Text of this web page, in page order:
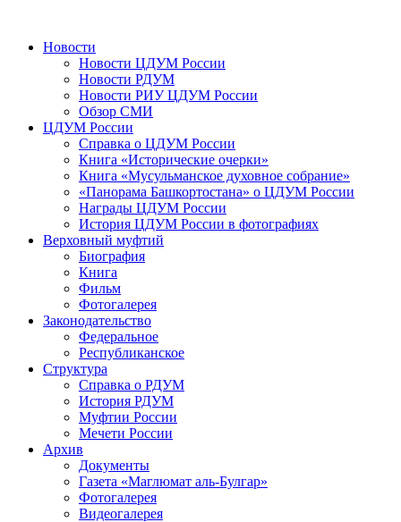
Новости
Новости ЦДУМ России
Новости РДУМ
Новости РИУ ЦДУМ России
Обзор СМИ
ЦДУМ России
Справка о ЦДУМ России
Книга «Исторические очерки»
Книга «Мусульманское духовное собрание»
«Панорама Башкортостана» о ЦДУМ России
Награды ЦДУМ России
История ЦДУМ России в фотографиях
Верховный муфтий
Биография
Книга
Фильм
Фотогалерея
Законодательство
Федеральное
Республиканское
Структура
Справка о РДУМ
История РДУМ
Муфтии России
Мечети России
Архив
Документы
Газета «Маглюмат аль-Булгар»
Фотогалерея
Видеогалерея